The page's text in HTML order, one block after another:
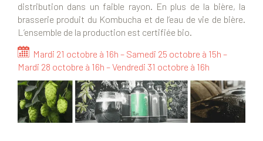
distribution dans un faible rayon. En plus de la bière, la
brasserie produit du Kombucha et de l’eau de vie de bière.
L’ensemble de la production est certifiée bio.
Mardi 21 octobre à 16h – Samedi 25 octobre à 15h –
Mardi 28 octobre à 16h – Vendredi 31 octobre à 16h